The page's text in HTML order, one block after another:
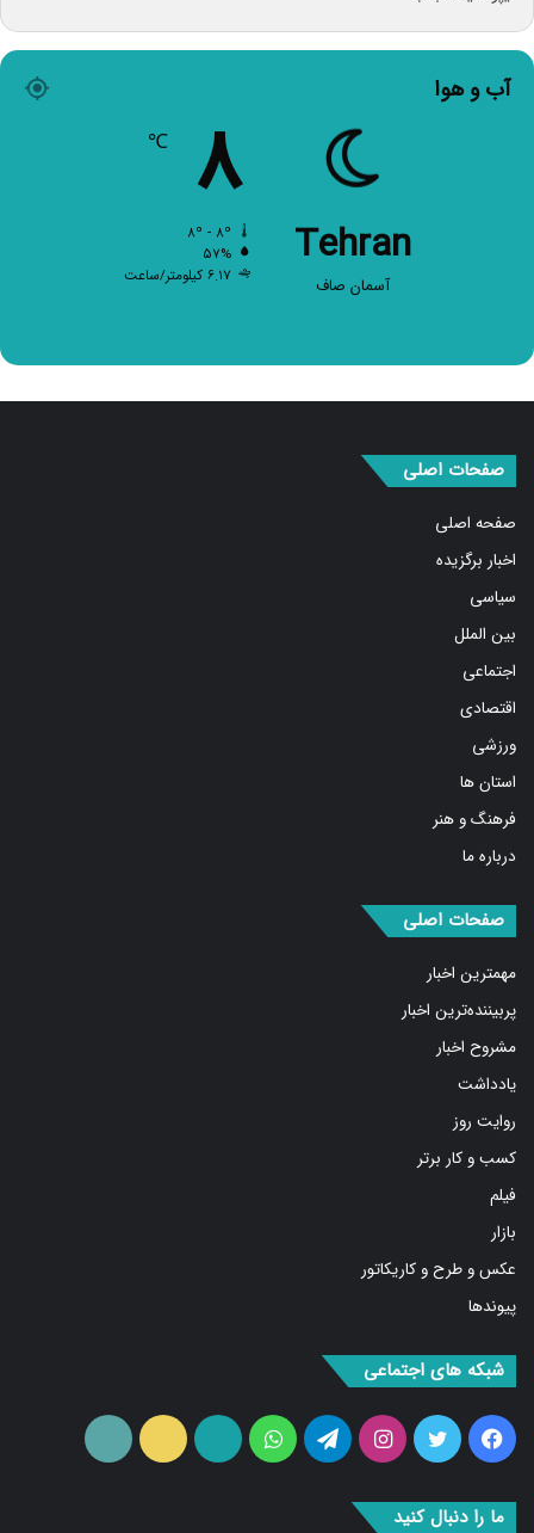
آب و هوا
Tehran
آسمان صاف
۸ ℃
۵۷%
۶.۱۷ کیلومتر/ساعت
صفحات اصلی
صفحه اصلی
اخبار برگزیده
سیاسی
بین الملل
اجتماعی
اقتصادی
ورزشی
استان ها
فرهنگ و هنر
درباره ما
صفحات اصلی
مهمترین اخبار
پربیننده‌ترین اخبار
مشروح اخبار
یادداشت
روایت روز
کسب و کار برتر
فیلم
بازار
عکس و طرح و کاریکاتور
پیوندها
شبکه های اجتماعی
فیس
توییتر اینستاگرامتلگرام واتس
آپارات ایتا
ما را دنبال کنید